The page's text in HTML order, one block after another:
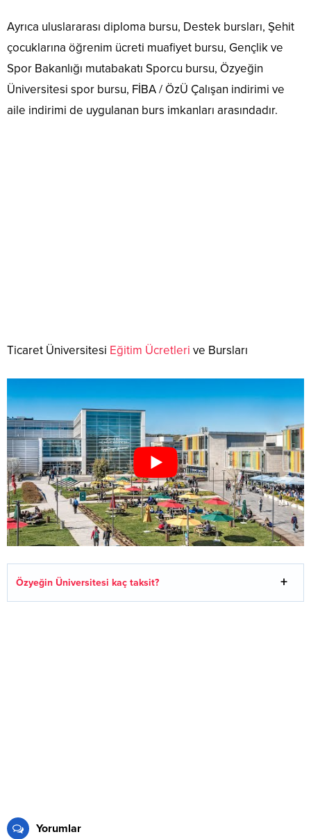
Ayrıca uluslararası diploma bursu, Destek bursları, Şehit
çocuklarına öğrenim ücreti muafiyet bursu, Gençlik ve
Spor Bakanlığı mutabakatı Sporcu bursu, Özyeğin
Üniversitesi spor bursu, FİBA / ÖzÜ Çalışan indirimi ve
aile indirimi de uygulanan burs imkanları arasındadır.
Ticaret Üniversitesi Eğitim Ücretleri ve Bursları
Özyeğin Üniversitesi kaç taksit?
Yorumlar